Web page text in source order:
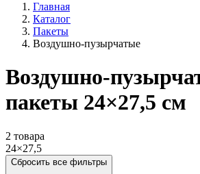
Главная
Каталог
Пакеты
Воздушно-пузырчатые
Воздушно-
пакеты 24×27,5 см
2 товара
24×27,5
Сбросить все фильтры